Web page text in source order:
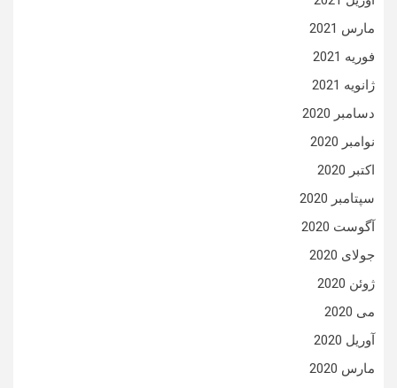
مارس 2021
فوریه 2021
ژانویه 2021
دسامبر 2020
نوامبر 2020
اکتبر 2020
سپتامبر 2020
آگوست 2020
جولای 2020
ژوئن 2020
می 2020
آوریل 2020
مارس 2020